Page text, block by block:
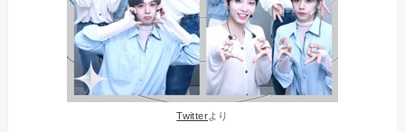
Twitterより